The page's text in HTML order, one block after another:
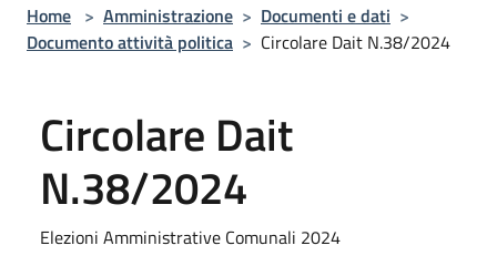
Home > Amministrazione > Documenti e dati >
Documento attività politica > Circolare Dait N.38/2024
Circolare Dait
N.38/2024
Elezioni Amministrative Comunali 2024